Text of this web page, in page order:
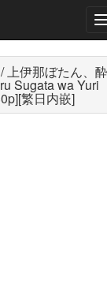
上伊那ぼたん、酔
Sugata wa Yuri
繁日内嵌]